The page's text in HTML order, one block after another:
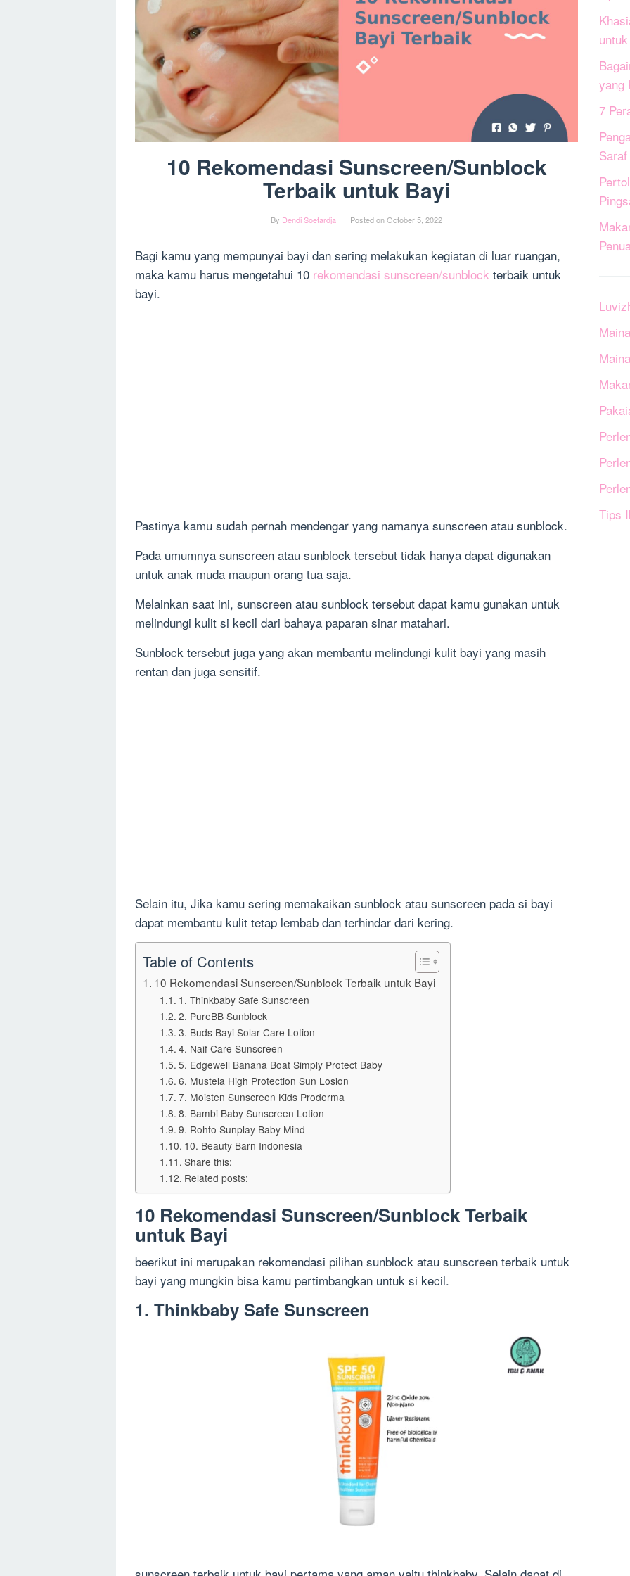
10 Rekomendasi Sunscreen/Sunblock
Terbaik untuk Bayi
By Dendi Soetardja Posted onOctober 5, 2022
Bagi kamu yang mempunyai bayi dan sering melakukan kegiatan di luar ruangan,
maka kamu harus mengetahui 10 rekomendasi sunscreen/sunblock terbaik untuk
bayi.
Pastinya kamu sudah pernah mendengar yang namanya sunscreen atau sunblock.
Pada umumnya sunscreen atau sunblock tersebut tidak hanya dapat digunakan
untuk anak muda maupun orang tua saja.
Melainkan saat ini, sunscreen atau sunblock tersebut dapat kamu gunakan untuk
melindungi kulit si kecil dari bahaya paparan sinar matahari.
Sunblock tersebut juga yang akan membantu melindungi kulit bayi yang masih
rentan dan juga sensitif.
Selain itu, Jika kamu sering memakaikan sunblock atau sunscreen pada si bayi
dapat membantu kulit tetap lembab dan terhindar dari kering.
Table of Contents
10 Rekomendasi Sunscreen/Sunblock Terbaik untuk Bayi
1. Thinkbaby Safe Sunscreen
2. PureBB Sunblock
3. Buds Bayi Solar Care Lotion
4. Naif Care Sunscreen
5. Edgewell Banana Boat Simply Protect Baby
6. Mustela High Protection Sun Losion
7. Moisten Sunscreen Kids Proderma
8. Bambi Baby Sunscreen Lotion
9. Rohto Sunplay Baby Mind
10. Beauty Barn Indonesia
Share this:
Related posts:
10 Rekomendasi Sunscreen/Sunblock Terbaik
untuk Bayi
beerikut ini merupakan rekomendasi pilihan sunblock atau sunscreen terbaik untuk
bayi yang mungkin bisa kamu pertimbangkan untuk si kecil.
1. Thinkbaby Safe Sunscreen
yang
7
Saraf
Tips